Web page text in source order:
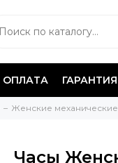
ОПЛАТА ГАРАНТИЯ
Женские
Часы